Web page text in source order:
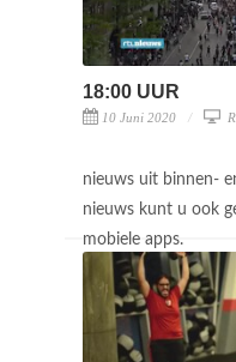
18:00 UUR
10 Juni 2020
nieuws uit binnen-
nieuws kunt u ook
mobiele apps.